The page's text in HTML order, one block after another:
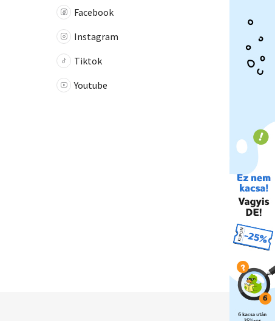
Facebook
Instagram
Tiktok
Youtube